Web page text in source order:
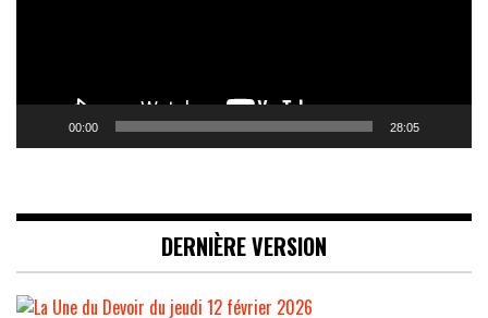
00:00 28:05
DERNIÈRE VERSION